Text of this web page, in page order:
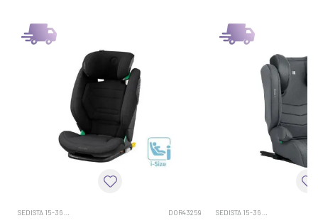
SEDISTA 15-36 KG DOR43259 SEDISTA 15-36 KG